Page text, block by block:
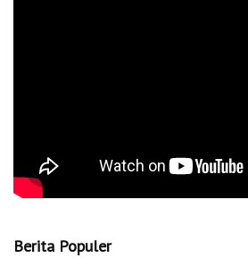
Berita Populer